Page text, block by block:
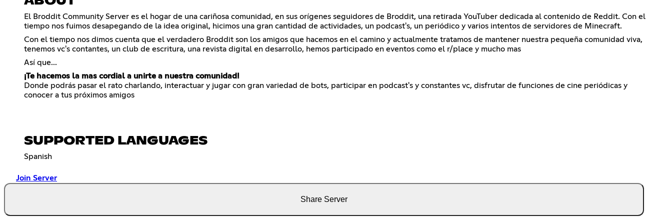
El Broddit Community Server es el hogar de una cariñosa comunidad, en sus orígenes seguidores de Broddit, una retirada YouTuber dedicada al contenido de Reddit. Con el
tiempo nos fuimos desapegando de la idea original, hicimos una gran cantidad de actividades, un podcast's, un periódico y varios intentos de servidores de Minecraft.
Con el tiempo nos dimos cuenta que el verdadero Broddit son los amigos que hacemos en el camino y actualmente tratamos de mantener nuestra pequeña comunidad viva,
tenemos vc's contantes, un club de escritura, una revista digital en desarrollo, hemos participado en eventos como el r/place y mucho mas
Así que...
¡Te hacemos la mas cordial a unirte a nuestra comunidad!
Donde podrás pasar el rato charlando, interactuar y jugar con gran variedad de bots, participar en podcast's y constantes vc, disfrutar de funciones de cine periódicas y
conocer a tus próximos amigos
SUPPORTED LANGUAGES
Spanish
Join Server
Share Server